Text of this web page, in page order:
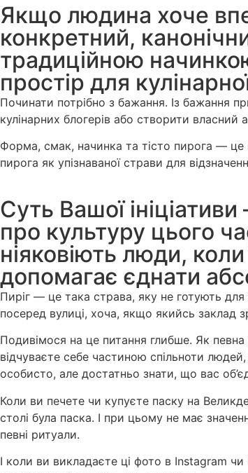
Якщо людина хоче
конкретний,
традиційною
простір для
Починати потрібно з бажання. Із бажання
кулінарних блогерів або створити
Форма, смак, начинка та тісто пирога — це
пирога як упізнаваної страви для
Суть Вашої
про культуру цього
ніяковіють люди,
допомагає єднати
Пиріг — це така страва, яку не готують
посеред вулиці, хоча, якщо якийсь заклад
Подивімося на це питання глибше. Як певна
відчуваєте себе частиною спільноти
особисто, але достатньо знати, що вас
Коли ви печете чи купуєте паску на
столі була паска. І при цьому не має
певні ритуали.
І коли ви викладаєте ці фото в Instagram